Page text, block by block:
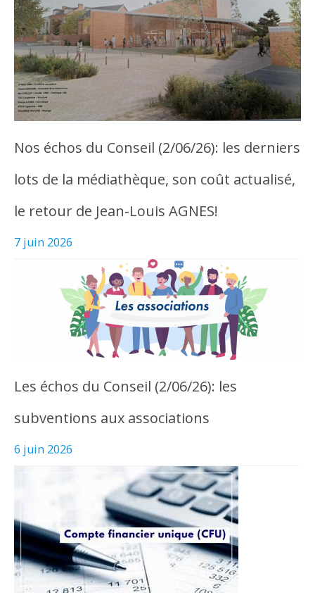
Nos échos du Conseil (2/06/26): les derniers
lots de la médiathèque, son coût actualisé,
le retour de Jean-Louis AGNES!
7 juin 2026
Les échos du Conseil (2/06/26): les
subventions aux associations
6 juin 2026